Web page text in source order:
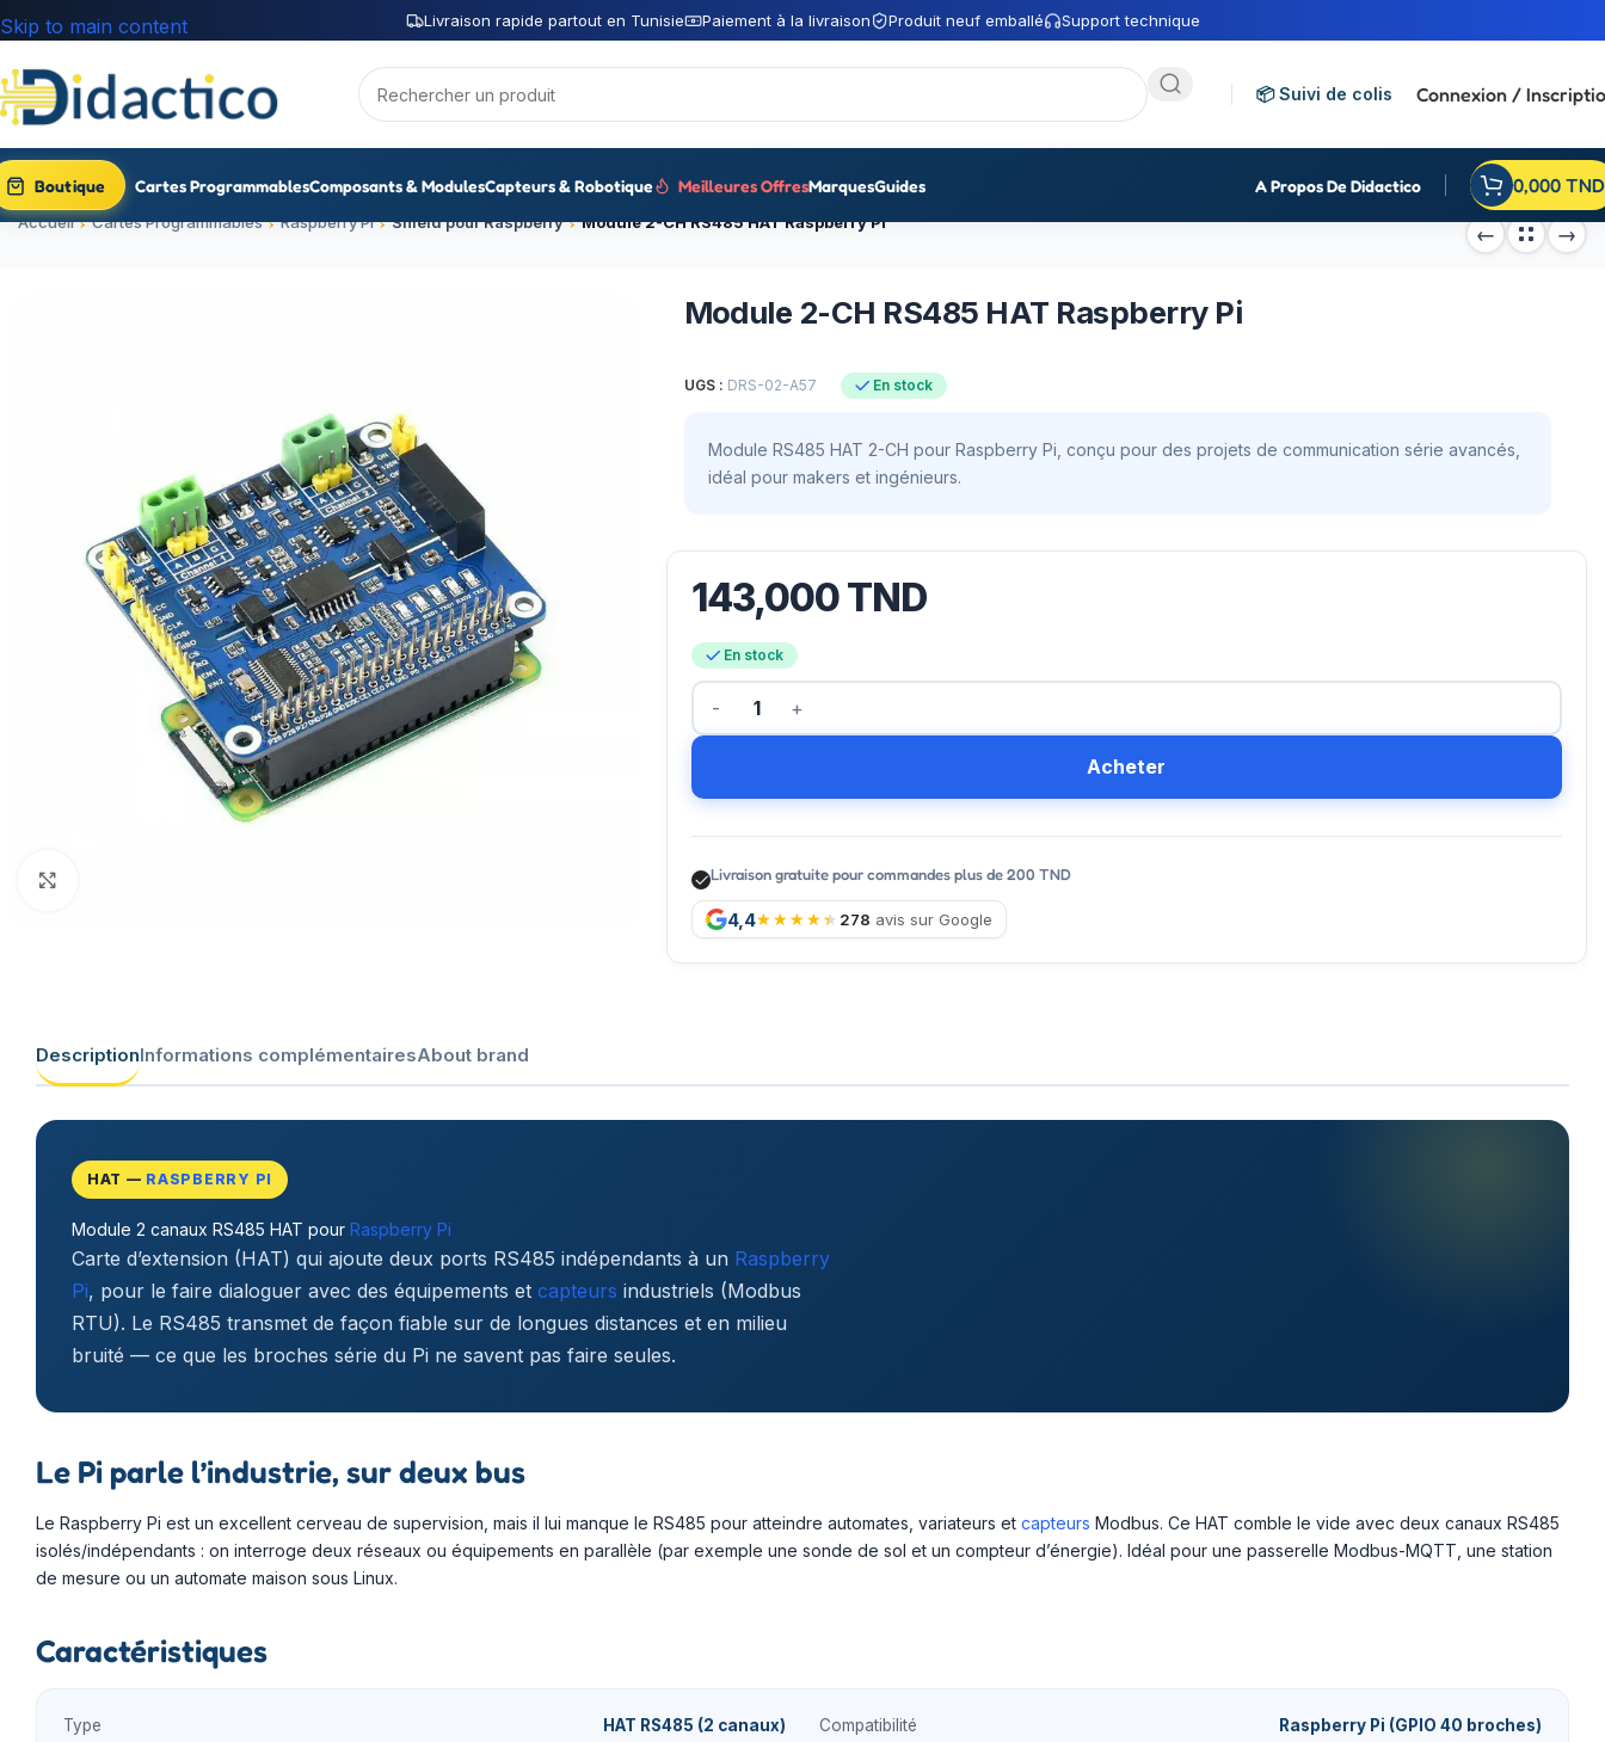
Livraison rapide partout en Tunisie Paiement à la livraison Produit neuf emballé Support technique
Skip to main content
📦 Suivi de colis Connexion /
Boutique Cartes ProgrammablesComposants & ModulesCapteurs & Robotique Meilleures OffresMarquesGuides A Propos De Didactico 0,000 TND
Accueil Cartes Programmables Raspberry Pi Shield pour Raspberry Module 2-CH RS485 HAT Raspberry Pi
Module 2-CH RS485 HAT Raspberry Pi
UGS : DRS-02-A57 En stock
Module RS485 HAT 2-CH pour Raspberry Pi, conçu pour des projets de communication série avancés,
idéal pour makers et ingénieurs.
143,000TND
En stock
Acheter
Livraison gratuite pour commandes plus de 200 TND
4,4 278 avis sur Google
DescriptionInformations complémentairesAbout brand
HAT — RASPBERRY PI
Module 2 canaux RS485 HAT pour Raspberry Pi
Carte d’extension (HAT) qui ajoute deux ports RS485 indépendants à un Raspberry
Pi, pour le faire dialoguer avec des équipements et capteurs industriels (Modbus
RTU). Le RS485 transmet de façon fiable sur de longues distances et en milieu
bruité — ce que les broches série du Pi ne savent pas faire seules.
Le Pi parle l’industrie, sur deux bus
Le Raspberry Pi est un excellent cerveau de supervision, mais il lui manque le RS485 pour atteindre automates, variateurs et capteurs Modbus. Ce HAT comble le vide avec deux canaux RS485
isolés/indépendants : on interroge deux réseaux ou équipements en parallèle (par exemple une sonde de sol et un compteur d’énergie). Idéal pour une passerelle Modbus-MQTT, une station
de mesure ou un automate maison sous Linux.
Caractéristiques
Type HAT RS485 (2 canaux) Compatibilité Raspberry Pi (GPIO 40 broches)